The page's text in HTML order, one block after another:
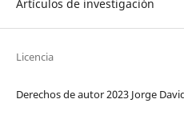
Artículos de investigación
Licencia
Derechos de autor 2023 Jorge